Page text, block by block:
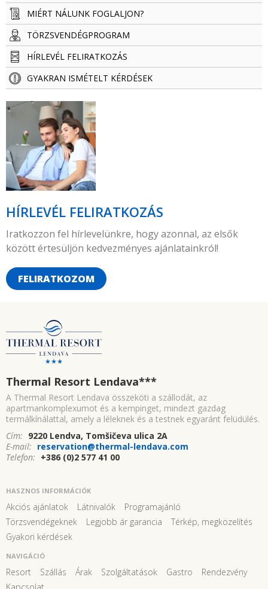
MIÉRT NÁLUNK FOGLALJON?
TÖRZSVENDÉG­­­­PROGRAM
HÍRLEVÉL FELIRATKOZÁS
GYAKRAN ISMÉTELT KÉRDÉSEK
HÍRLEVÉL FELIRATKOZÁS
Iratkozzon fel hírlevelünkre, hogy azonnal, az elsők
között értesüljön kedvezményes ajánlatainkról!
FELIRATKOZOM
Thermal Resort Lendava***
A Thermal Resort Lendava összeköti a szállodát, az
apartmankomplexumot és a kempinget, mindezt gazdag
termálkínálattal, amely a léleknek és a testnek egyaránt felüdülés.
Cím: 9220 Lendva, Tomšičeva ulica 2A
E-mail: reservation@thermal-lendava.com
Telefon: +386 (0)2 577 41 00
HASZNOS INFORMÁCIÓK
Akciós ajánlatok Látnivalók
Programajánló
Törzsvendégeknek
Legjobb ár garancia
Térkép, megközelítés
Gyakori kérdések
NAVIGÁCIÓ
Resort Szállás Árak Szolgáltatások Gastro
Rendezvény